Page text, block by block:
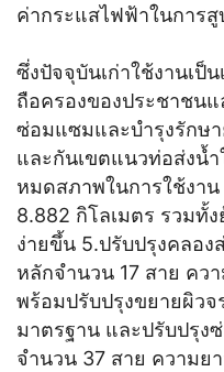
ค่ากระแสไฟฟ้าในการ
ซึ่งปัจจุบันเก่าใช้งานเป็
ถือครองของประชาชน
ซ่อมแซมและบำรุงรักษ
และกันเขตแนวท่อส่งน้
หมดสภาพในการใช้งา
8.882 กิโลเมตร รวมทั้
ง่ายขึ้น 5.ปรับปรุงคลอง
หลักจำนวน 17 สาย คว
พร้อมปรับปรุงขยายผิว
มาตรฐาน และปรับปรุง
จำนวน 37 สาย ความย